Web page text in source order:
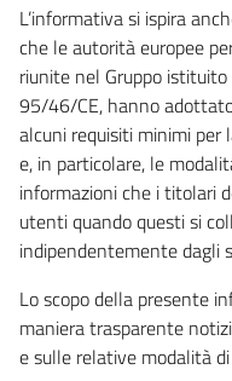
L’informativa si ispira
che le autorità europee
riunite nel Gruppo
95/46/CE, hanno
alcuni requisiti minimi
e, in particolare, le
informazioni che i titolari
utenti quando questi si
indipendentemente dagli
Lo scopo della presente
maniera trasparente
e sulle relative modalità